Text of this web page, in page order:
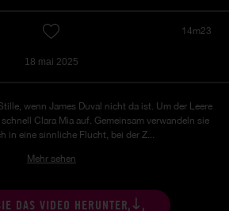
14m23
18 mai 2025
wenn James Duval nicht da ist. Um der Leere
Clara Mia auf. Gemeinsam verwandeln sie
in eine sinnliche Flucht, bei der Z...
Mehr sehen
DAS VIDEO HERUNTER